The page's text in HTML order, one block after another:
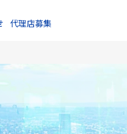
代理店募集